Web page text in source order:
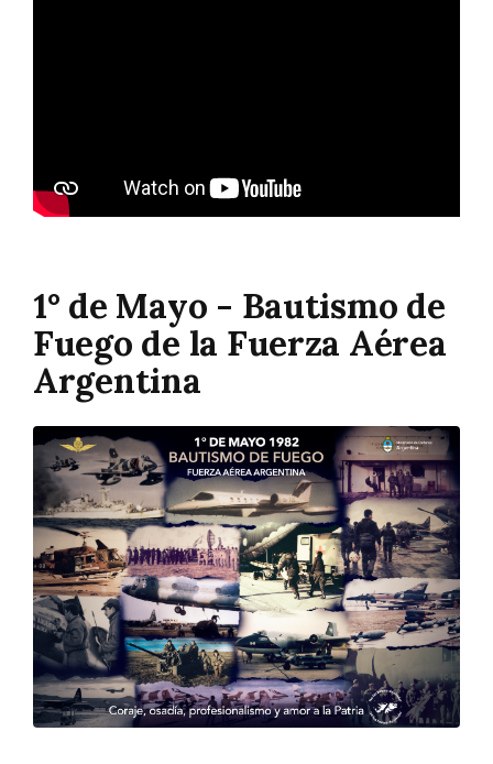
1° de Mayo - Bautismo de
Fuego de la Fuerza Aérea
Argentina